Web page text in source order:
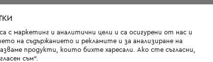
с маркетинг и аналитични цели и са осигурени от нас и
на съдържанието и рекламите и за анализиране на
продукти, които бихте харесали. Ако сте съгласни,
съм“.